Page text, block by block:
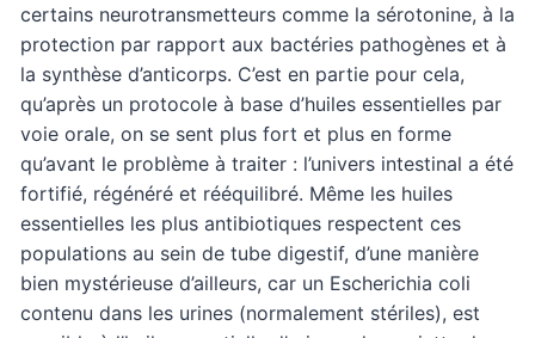
certains neurotransmetteurs comme la sérotonine, à la
protection par rapport aux bactéries pathogènes et à
la synthèse d’anticorps. C’est en partie pour cela,
qu’après un protocole à base d’huiles essentielles par
voie orale, on se sent plus fort et plus en forme
qu’avant le problème à traiter : l’univers intestinal a été
fortifié, régénéré et rééquilibré. Même les huiles
essentielles les plus antibiotiques respectent ces
populations au sein de tube digestif, d’une manière
bien mystérieuse d’ailleurs, car un Escherichia coli
contenu dans les urines (normalement stériles), est